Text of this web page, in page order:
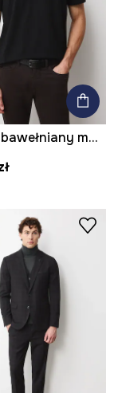
T-shirt bawełniany męski z domieszką elastanu gładki kolor czarny